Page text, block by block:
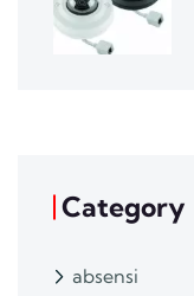
Category
absensi